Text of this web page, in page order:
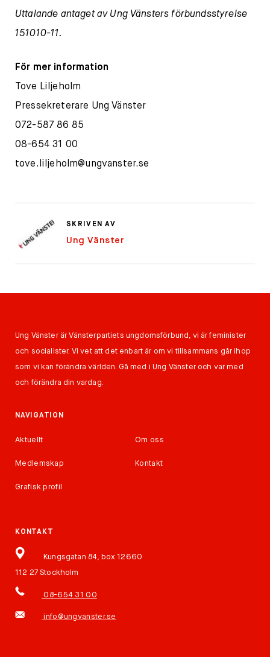
Uttalande antaget av Ung Vänsters förbundsstyrelse
151010-11.
För mer information
Tove Liljeholm
Pressekreterare Ung Vänster
072-587 86 85
08-654 31 00
tove.liljeholm@ungvanster.se
SKRIVEN AV
Ung Vänster
Ung Vänster är Vänsterpartiets ungdomsförbund, vi är feminister
och socialister. Vi vet att det enbart är om vi tillsammans går ihop
som vi kan förändra världen. Gå med i Ung Vänster och var med
och förändra din vardag.
NAVIGATION
Aktuellt Om oss
Medlemskap Kontakt
Grafisk profil
KONTAKT
Kungsgatan 84, box 12660
112 27 Stockholm
08-654 31 00
info@ungvanster.se